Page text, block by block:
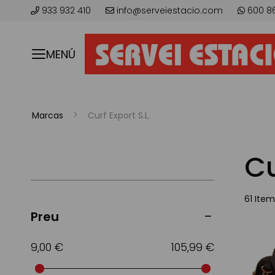
933 932 410 info@serveiestacio.com 600
MENÚ
Marcas Curf Export S.L.
61
Preu
9,00 € 105,99 €